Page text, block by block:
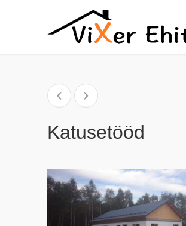
Katusetööd